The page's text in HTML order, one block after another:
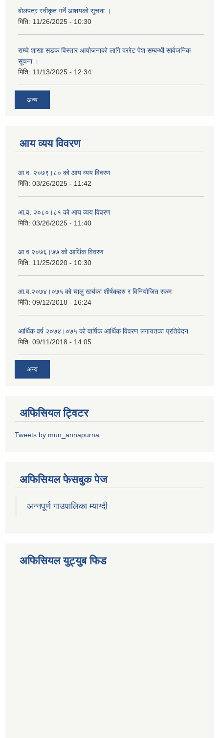
बोलपत्र स्वीकृत गर्ने आशयको सूचना ।
मिति: 11/26/2025 - 10:30
राम्चे शाखा सडक विस्तार आयोजनाको लागि दररेट पेश सम्बन्धी सार्वजनिक
सूचना ।
मिति: 11/13/2025 - 12:34
अन्य
आय व्यय विवरण
आ.व. २०७९।८० को आय व्यय विवरण
मिति: 03/26/2025 - 11:42
आ.व. २०८०।८१ को आय व्यय विवरण
मिति: 03/26/2025 - 11:40
आ.व.२०७६।७७ को आर्थिक विवरण
मिति: 11/25/2020 - 10:30
आ.व.२०७४।०७५ को चालु खर्चका शीर्षकहरु र विनियोजित रकम
मिति: 09/12/2018 - 16:24
आर्थिक वर्ष २०७४।०७५ को वार्षिक आर्थिक विवरण लगायतका प्रतिवेदन
मिति: 09/11/2018 - 14:05
अन्य
अफिसियल ट्विटर
Tweets by mun_annapurna
अफिसियल फेसबुक पेज
अन्नपूर्ण गाउपालिका म्याग्दी
अफिसियल युट्युब फिड